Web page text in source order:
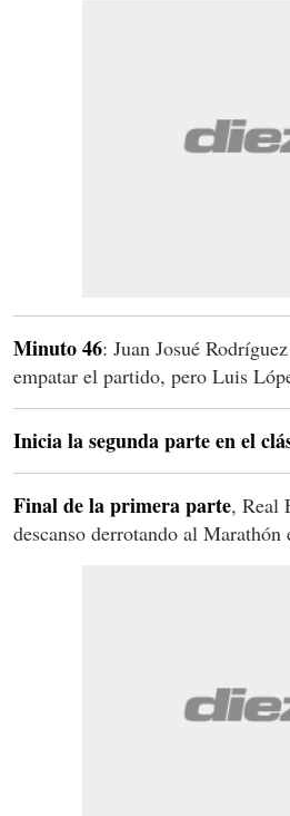
Minuto 46: Juan Josué
empatar el partido, pero Luis
Inicia la segunda parte en el
Final de la primera parte, Real
descanso derrotando al Marathón